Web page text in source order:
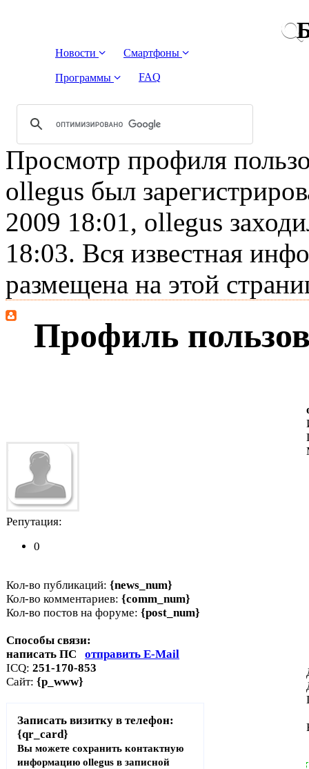
Новости Смартфоны
Программы FAQ
Просмотр профиля
ollegus был
2009 18:01, ollegus
18:03. Вся известная
размещена на этой
Профиль
Репутация:
0
Кол-во публикаций: {news_num}
Кол-во комментариев: {comm_num}
Кол-во постов на форуме: {post_num}
Способы связи:
написать ПС отправить E-Mail
ICQ: 251-170-853
Сайт: {p_www}
Записать визитку в телефон:
{qr_card}
Вы можете сохранить контактную
информацию ollegus в записной